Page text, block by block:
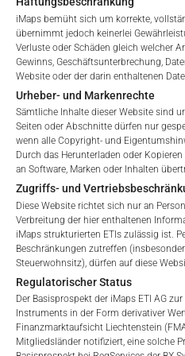
iMaps bemüht sich um korrekte,
übernimmt jedoch keinerlei
Verluste oder Schäden gleich welcher
Gewinns, Geschäftsunterbrechung,
Website oder der darin enthaltenen
Urheber- und Markenrechte
Sämtliche Inhalte dieser Website sind
Seiten oder Abschnitte dürfen nur
wenn alle Copyright- und
Durch das Herunterladen oder
an Software, Marken oder Inhalten
Zugriffs- und
Diese Website richtet sich nur an
Verbreitung der hier enthaltenen
iMaps strukturierten ETIs zulässig ist.
Beschränkungen zutreffen
Steuerwohnsitz), dürfen auf diese
Regulatorischer Status
Der Basisprospekt der iMaps ETI AG
Instruments in der Form derivativer
Finanzmarktaufsicht Liechtenstein
Mitgliedsländer notifiziert, eine solche
Werte ohne Identifikatoren:
Differences. CfDs sind
bei denen zwei Parteien einen
der Preisentwicklung eines
Basiswert des CfDs wird
Die Angabe
amazon inc“ bedeutet also,
die amazon-Aktie handelt
Wert mit Kennung ISIN:Die
internationale
Dazu können Aktien,
gehören. Eine ISIN beginnt
das Emissionsland, z.B. DE
Bezeichnung „XS“ für
Wertpapiere. Auf die
eine Null, gefolgt von einer